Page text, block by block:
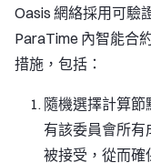
Oasis 網絡採用可驗
ParaTime 內智能合
措施，包括：
隨機選擇計算
有該委員會所
被接受，從而確